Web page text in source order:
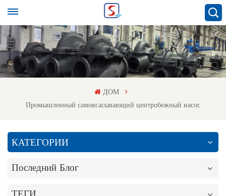
ДОМ
Промышленный самовсасывающий центробежный насос
КАТЕГОРИИ
Последний Блог